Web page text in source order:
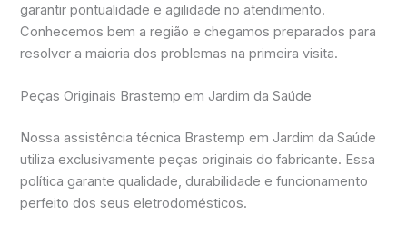
garantir pontualidade e agilidade no atendimento.
Conhecemos bem a região e chegamos preparados para
resolver a maioria dos problemas na primeira visita.
Peças Originais Brastemp em Jardim da Saúde
Nossa assistência técnica Brastemp em Jardim da Saúde
utiliza exclusivamente peças originais do fabricante. Essa
política garante qualidade, durabilidade e funcionamento
perfeito dos seus eletrodomésticos.